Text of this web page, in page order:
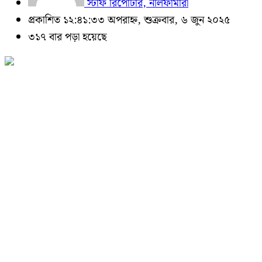
প্রকাশিত ১২:৪১:৩৩ অপরাহ্ন, শুক্রবার, ৬ জুন ২০২৫
৩১৭ বার পড়া হয়েছে